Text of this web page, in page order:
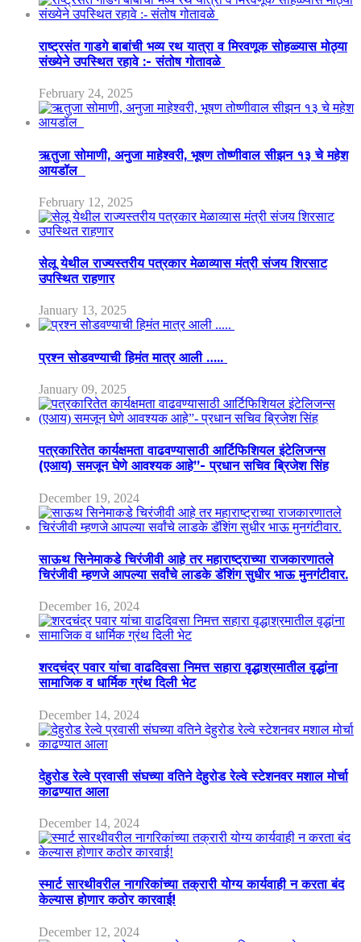
राष्ट्रसंत गाडगे बाबांची भव्य रथ यात्रा व मिरवणूक सोहळ्यास मोठ्या
संख्येने उपस्थित रहावे :- संतोष गोतावळे
February 24, 2025
ऋतुजा सोमाणी, अनुजा माहेश्वरी, भूषण तोष्णीवाल सीझन १३ चे महेश
आयडॉल
February 12, 2025
सेलू येथील राज्यस्तरीय पत्रकार मेळाव्यास मंत्री संजय शिरसाट
उपस्थित राहणार
January 13, 2025
प्रश्न सोडवण्याची हिमंत मात्र आली …..
January 09, 2025
पत्रकारितेत कार्यक्षमता वाढवण्यासाठी आर्टिफिशियल इंटेलिजन्स
(एआय) समजून घेणे आवश्यक आहे”- प्रधान सचिव ब्रिजेश सिंह
December 19, 2024
साऊथ सिनेमाकडे चिरंजीवी आहे तर महाराष्ट्राच्या राजकारणातले
चिरंजीवी म्हणजे आपल्या सर्वांचे लाडके डॅशिंग सुधीर भाऊ मुनगंटीवार.
December 16, 2024
शरदचंद्र पवार यांचा वाढदिवसा निमत्त सहारा वृद्धाश्रमातील वृद्धांना
सामाजिक व धार्मिक ग्रंथ दिली भेट
December 14, 2024
देहुरोड रेल्वे प्रवासी संघच्या वतिने देहुरोड रेल्वे स्टेशनवर मशाल मोर्चा
काढण्यात आला
December 14, 2024
स्मार्ट सारथीवरील नागरिकांच्या तक्रारी योग्य कार्यवाही न करता बंद
केल्यास होणार कठोर कारवाई!
December 12, 2024